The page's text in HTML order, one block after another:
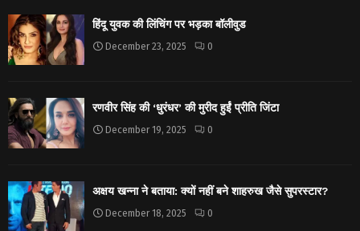
हिंदू युवक की लिंचिंग पर भड़का बॉलीवुड
December 23, 2025 0
रणवीर सिंह की ‘धुरंधर’ की मुरीद हुईं प्रीति जिंटा
December 19, 2025 0
अक्षय खन्ना ने बताया: क्यों नहीं बने शाहरुख जैसे सुपरस्टार?
December 18, 2025 0